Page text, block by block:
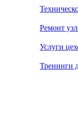
Ремонт
Услуги
Тренинги